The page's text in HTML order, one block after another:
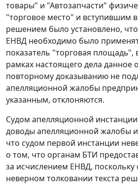
товары" и "Автозапчасти"
"торговое место" и вступившим
решением было установлено,
ЕНВД необходимо было
показатель "торговая площадь",
рамках настоящего дела данное
повторному доказыванию не
апелляционной жалобы
указанным, отклоняются.
Судом апелляционной
доводы апелляционной жалобы
что судом первой инстанции
о том, что органам БТИ
за исчислением ЕНВД, поскольку
неверном толковании текста